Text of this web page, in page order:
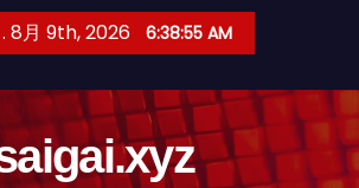
. 8月 9th, 2026 6:38:56 AM